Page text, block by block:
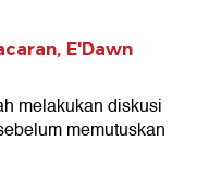
E'Dawn
melakukan diskusi
memutuskan